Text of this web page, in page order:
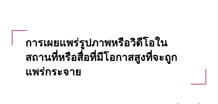
การเผยแพร่รูปภาพหรือวิดีโอใน
สถานที่หรือสื่อที่มีโอกาสสูงที่จะถูก
แพร่กระจาย